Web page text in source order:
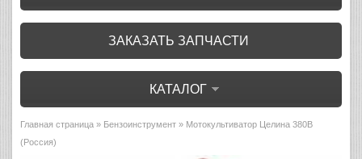
ЗАКАЗАТЬ ЗАПЧАСТИ
КАТАЛОГ
Главная страница » Бензоинструмент » Мотокультиватор Целина 380В
(Россия)